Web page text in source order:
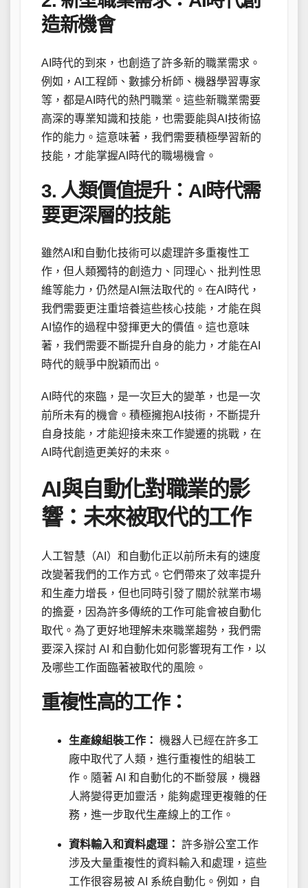
造新機會
AI時代的到來，也創造了許多新的職業需求。
例如，AI工程師、數據分析師、機器學習專家
等，都是AI時代的熱門職業。這些新職業需要
高深的專業知識和技能，也需要能與AI技術協
作的能力。這意味著，我們需要積極學習新的
技能，才能掌握AI時代的職場機會。
3. 人類價值提升：AI時代需
要更深層的技能
雖然AI和自動化技術可以處理許多重複性工
作，但人類獨特的創造力、同理心、批判性思
維等能力，仍然是AI無法取代的。在AI時代，
我們需要更注重培養這些核心技能，才能在與
AI協作的過程中發揮更大的價值。這也意味
著，我們需要不斷提升自身的能力，才能在AI
時代的競爭中脫穎而出。
AI時代的來臨，是一次巨大的變革，也是一次
前所未有的機會。積極擁抱AI技術，不斷提升
自身技能，才能迎接未來工作變遷的挑戰，在
AI時代創造更美好的未來。
AI與自動化對職業的影
響：未來被取代的工作
人工智慧（AI）和自動化正以前所未有的速度
改變著我們的工作方式。它們帶來了效率提升
和生產力增長，但也同時引發了關於就業市場
的擔憂，因為許多傳統的工作可能會被自動化
取代。為了更好地理解未來職業趨勢，我們需
要深入探討 AI 和自動化如何影響現有工作，以
及哪些工作面臨著被取代的風險。
重複性高的工作：
生產線組裝工作： 機器人已經在許多工
廠中取代了人類，進行重複性的組裝工
作。隨著 AI 和自動化的不斷發展，機器
人將變得更加靈活，能夠處理更複雜的任
務，進一步取代生產線上的工作。
資料輸入和資料處理： 許多辦公室工作
涉及大量重複性的資料輸入和處理，這些
工作很容易被 AI 系統自動化。例如，自